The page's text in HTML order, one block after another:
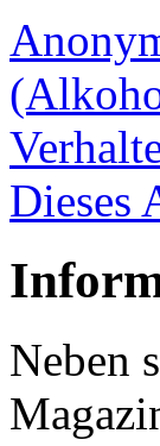
Dieses
Neben